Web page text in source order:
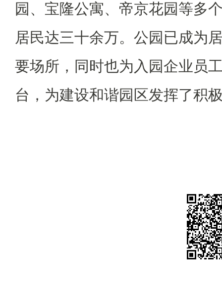
园、宝隆公寓、帝京花园等多
居民达三十余万。公园已成为
要场所，同时也为入园企业员
台，为建设和谐园区发挥了积